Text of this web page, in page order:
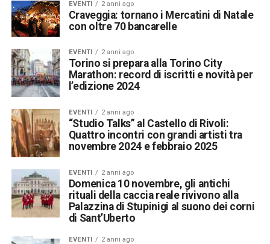
EVENTI 2 anni ago
Craveggia: tornano i Mercatini di Natale
con oltre 70 bancarelle
EVENTI 2 anni ago
Torino si prepara alla Torino City
Marathon: record di iscritti e novità per
l’edizione 2024
EVENTI 2 anni ago
“Studio Talks” al Castello di Rivoli:
Quattro incontri con grandi artisti tra
novembre 2024 e febbraio 2025
EVENTI 2 anni ago
Domenica 10 novembre, gli antichi
rituali della caccia reale rivivono alla
Palazzina di Stupinigi al suono dei corni
di Sant’Uberto
EVENTI 2 anni ago